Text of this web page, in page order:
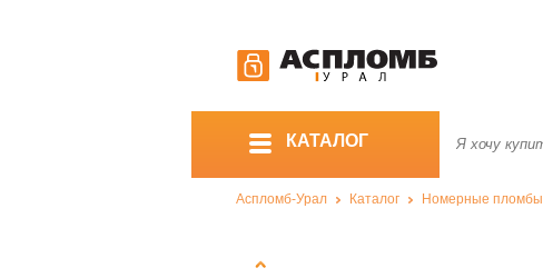
КАТАЛОГ
Аспломб-Урал Каталог Номерные пломбы